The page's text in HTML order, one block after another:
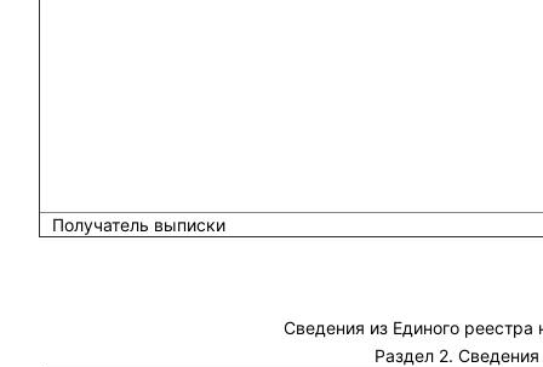
Получатель выписки
Сведения из Единого
Раздел 2.